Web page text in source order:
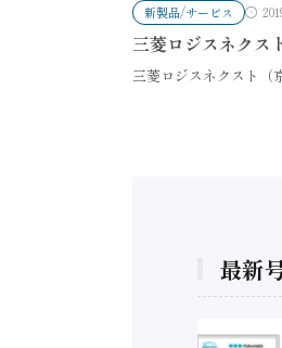
新製品/サービス
三菱ロジスネクス
三菱ロジスネクスト
最新